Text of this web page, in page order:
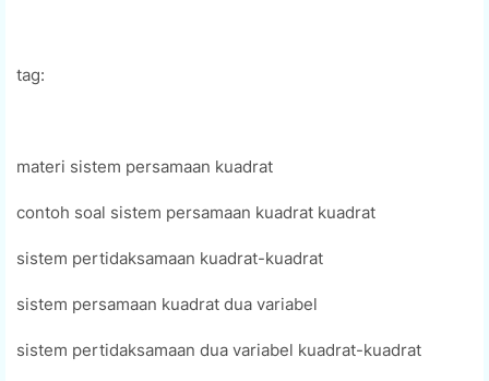
tag:
materi sistem persamaan kuadrat
contoh soal sistem persamaan kuadrat kuadrat
sistem pertidaksamaan kuadrat-kuadrat
sistem persamaan kuadrat dua variabel
sistem pertidaksamaan dua variabel kuadrat-kuadrat